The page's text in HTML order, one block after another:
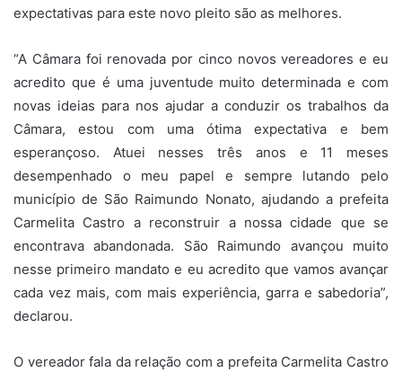
expectativas para este novo pleito são as melhores.
“A Câmara foi renovada por cinco novos vereadores e eu
acredito que é uma juventude muito determinada e com
novas ideias para nos ajudar a conduzir os trabalhos da
Câmara, estou com uma ótima expectativa e bem
esperançoso. Atuei nesses três anos e 11 meses
desempenhado o meu papel e sempre lutando pelo
município de São Raimundo Nonato, ajudando a prefeita
Carmelita Castro a reconstruir a nossa cidade que se
encontrava abandonada. São Raimundo avançou muito
nesse primeiro mandato e eu acredito que vamos avançar
cada vez mais, com mais experiência, garra e sabedoria”,
declarou.
O vereador fala da relação com a prefeita Carmelita Castro